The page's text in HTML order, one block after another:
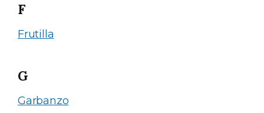
F
Frutilla
G
Garbanzo